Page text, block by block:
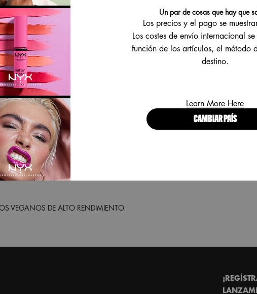
Full Coverage Foundation!
de la gama Can't
el día. Su fórmula líquida es
45 tonos diferentes para que
fácilmente, ofreciendo
24 horas en tu rostro.
durante todo el día. Pero la
para todas las pieles;
con la base de maquillaje
cobertura a prueba de
maquillaje de Can’t Stop
VEGANOS DE ALTO RENDIMIENTO.
Un par de cosas que hay que
Los precios y el pago se
Los costes de envío internacional
función de los artículos, el método
destino.
Learn More Here
CAMBIAR PAÍS